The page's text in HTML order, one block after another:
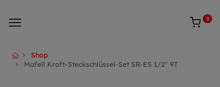
0
Shop
Mafell Kraft-Steckschlüssel-Set SR-ES 1/2" 9T